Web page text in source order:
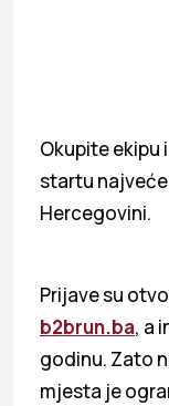
Okupite ekipu
startu
Hercegovini.
Prijave su
b2brun.ba, a
godinu. Zato
mjesta je